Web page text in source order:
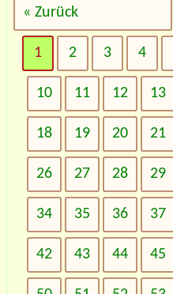
« Zurück
1 2 3 4
10 11 12 13
18 19 20 21
26 27 28 29
34 35 36 37
42 43 44 45